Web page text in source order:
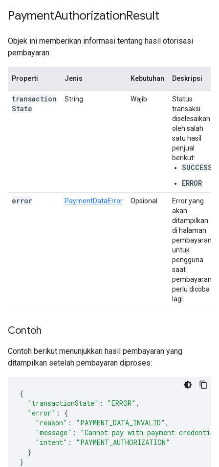
PaymentAuthorizationResult
Objek ini memberikan informasi tentang hasil otorisasi
pembayaran.
Properti Jenis Kebutuhan Deskripsi
transaction
State
String Wajib
Status
transaksi
diselesaikan
oleh salah
satu hasil
penjual
berikut:
SUCCESS
ERROR
error
PaymentDataError Opsional
Error yang
akan
ditampilkan
di halaman
pembayaran
untuk
pengguna
saat
pembayaran
perlu dicoba
lagi.
Contoh
Contoh berikut menunjukkan hasil pembayaran yang
ditampilkan setelah pembayaran diproses:
{
"transactionState" : "ERROR" ,
"error" :
{
"reason" : "PAYMENT_DATA_INVALID" ,
"message" :
"Cannot pay with payment
"intent" :
"PAYMENT_AUTHORIZATION"
}
}